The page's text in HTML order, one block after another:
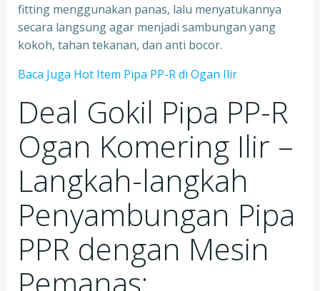
fitting menggunakan panas, lalu menyatukannya
secara langsung agar menjadi sambungan yang
kokoh, tahan tekanan, dan anti bocor.
Baca Juga Hot Item Pipa PP-R di Ogan Ilir
Deal Gokil Pipa PP-R
Ogan Komering Ilir –
Langkah-langkah
Penyambungan Pipa
PPR dengan Mesin
Pemanas: